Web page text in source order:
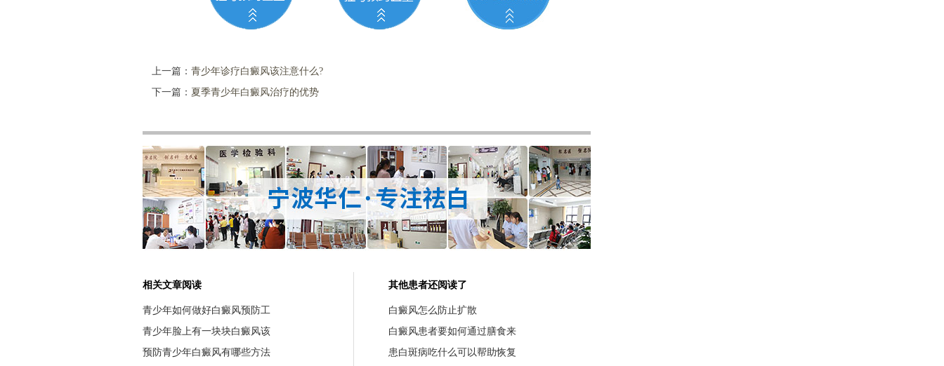
上一篇： 青少年诊疗白癜风该注意什么?
下一篇： 夏季青少年白癜风治疗的优势
相关文章阅读
青少年如何做好白癜风预防工
青少年脸上有一块块白癜风该
预防青少年白癜风有哪些方法
其他患者还阅读了
白癜风怎么防止扩散
白癜风患者要如何通过膳食来
患白斑病吃什么可以帮助恢复